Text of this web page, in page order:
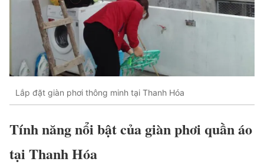
Lắp đặt giàn phơi thông minh tại Thanh Hóa
Tính năng nổi bật của giàn phơi quần áo
tại Thanh Hóa